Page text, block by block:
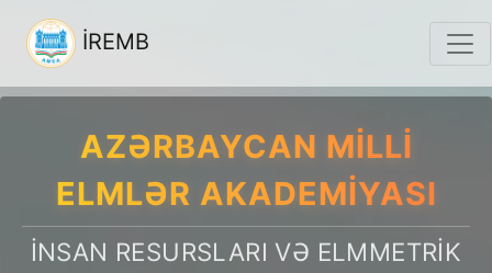
İREMB
AZƏRBAYCAN MILLI
ELMLƏR AKADEMIYASI
İNSAN RESURSLARI VƏ ELMMETRIK